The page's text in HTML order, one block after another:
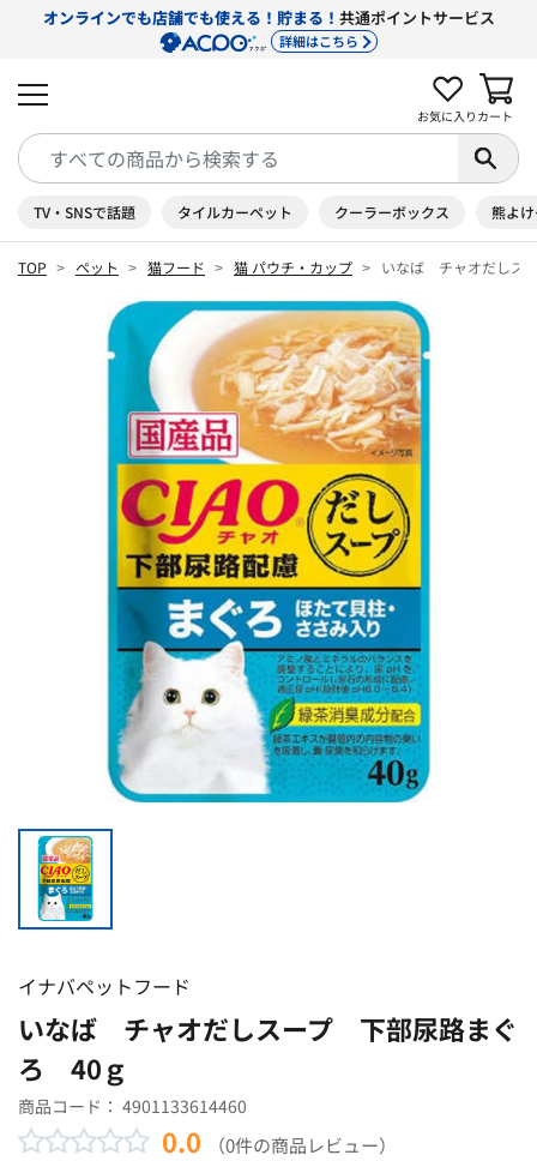
オンラインでも店舗でも使える！貯まる！ 共通ポイントサービス
詳細はこちら
お気に入り カート
TV・SNSで話題 タイルカーペット クーラーボックス 熊よ
TOP ペット 猫フード 猫 パウチ・カップ いなば チャオだしス
イナバペットフード
いなば チャオだしスープ 下部尿路まぐ
ろ 40ｇ
商品コード： 4901133614460
0.0 （0件の商品レビュー）